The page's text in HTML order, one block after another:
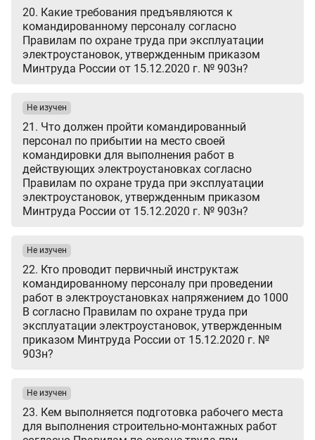
20. Какие требования предъявляются к
командированному персоналу согласно
Правилам по охране труда при эксплуатации
электроустановок, утвержденным приказом
Минтруда России от 15.12.2020 г. № 903н?
21. Что должен пройти командированный
персонал по прибытии на место своей
командировки для выполнения работ в
действующих электроустановках согласно
Правилам по охране труда при эксплуатации
электроустановок, утвержденным приказом
Минтруда России от 15.12.2020 г. № 903н?
Не изучен
22. Кто проводит первичный инструктаж
командированному персоналу при проведении
работ в электроустановках напряжением до 1000
В согласно Правилам по охране труда при
эксплуатации электроустановок, утвержденным
приказом Минтруда России от 15.12.2020 г. №
903н?
Не изучен
23. Кем выполняется подготовка рабочего места
для выполнения строительно-монтажных работ
Не изучен